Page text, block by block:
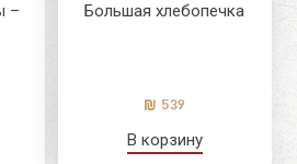
–
Большая хлебопечка
539
В корзину